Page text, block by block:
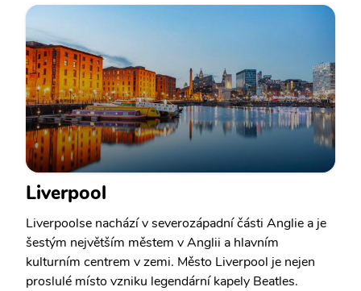
Liverpool
Liverpoolse nachází v severozápadní části Anglie a je
šestým největším městem v Anglii a hlavním
kulturním centrem v zemi. Město Liverpool je nejen
proslulé místo vzniku legendární kapely Beatles.